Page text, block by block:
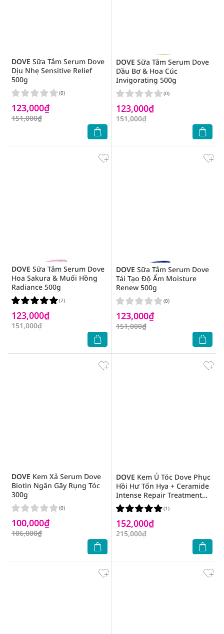
DOVE Sữa Tắm Serum Dove
Dịu Nhẹ Sensitive Relief
500g
123,000₫
151,000₫
(0)
DOVE Sữa Tắm Serum Dove
Dầu Bơ & Hoa Cúc
Invigorating 500g
123,000₫
151,000₫
(0)
DOVE Sữa Tắm Serum Dove
Hoa Sakura & Muối Hồng
Radiance 500g
123,000₫
151,000₫
(2)
DOVE Sữa Tắm Serum Dove
Tái Tạo Độ Ẩm Moisture
Renew 500g
123,000₫
151,000₫
(0)
DOVE Kem Xả Serum Dove
Biotin Ngăn Gãy Rụng Tóc
300g
100,000₫
106,000₫
(0)
DOVE Kem Ủ Tóc Dove Phục
Hồi Hư Tổn Hya + Ceramide
Intense Repair Treatment
Mask 300ml
152,000₫
215,000₫
(1)